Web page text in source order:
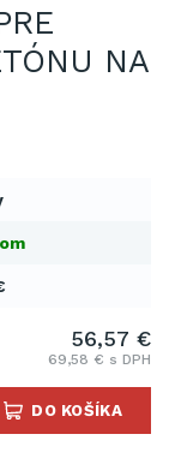
NA
56,57 €
69,58 € s DPH
DO KOŠÍKA